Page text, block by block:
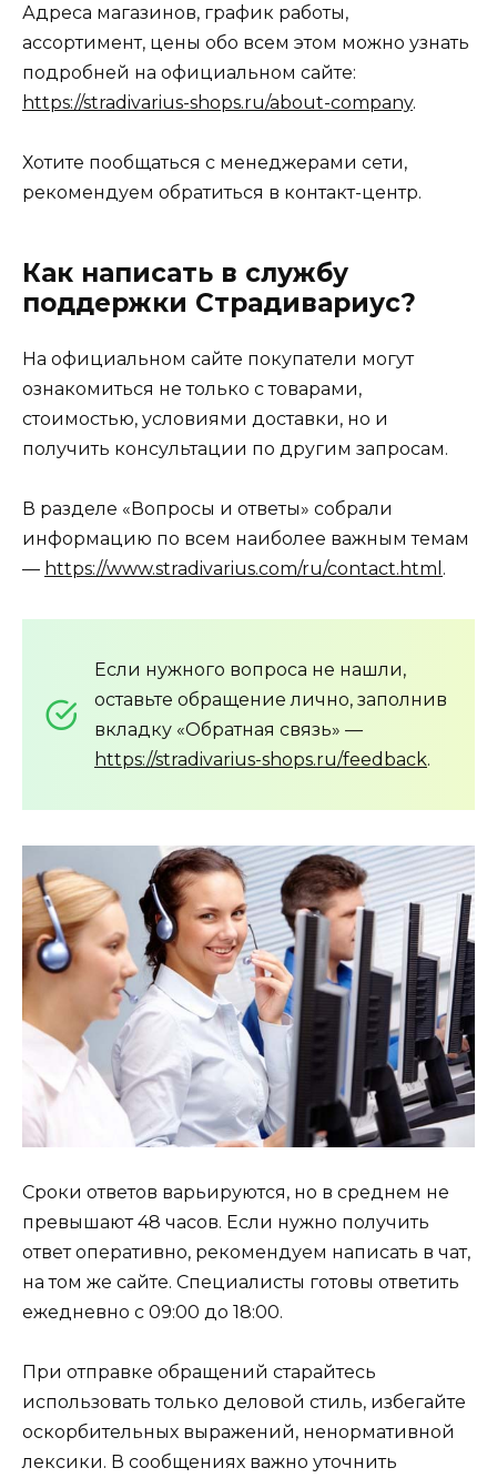
Адреса магазинов, график работы,
ассортимент, цены обо всем этом можно узнать
подробней на официальном сайте:
https://stradivarius-shops.ru/about-company.
Хотите пообщаться с менеджерами сети,
рекомендуем обратиться в контакт-центр.
Как написать в службу
поддержки Страдивариус?
На официальном сайте покупатели могут
ознакомиться не только с товарами,
стоимостью, условиями доставки, но и
получить консультации по другим запросам.
В разделе «Вопросы и ответы» собрали
информацию по всем наиболее важным темам
— https://www.stradivarius.com/ru/contact.html .
Если нужного вопроса не нашли,
оставьте обращение лично, заполнив
вкладку «Обратная связь» —
https://stradivarius-shops.ru/feedback.
Сроки ответов варьируются, но в среднем не
превышают 48 часов. Если нужно получить
ответ оперативно, рекомендуем написать в чат,
на том же сайте. Специалисты готовы ответить
ежедневно с 09:00 до 18:00.
При отправке обращений старайтесь
использовать только деловой стиль, избегайте
оскорбительных выражений, ненормативной
лексики. В сообщениях важно уточнить